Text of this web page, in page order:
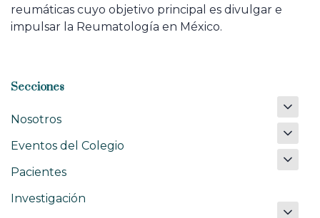
reumáticas cuyo objetivo principal es divulgar e
impulsar la Reumatología en México.
Secciones
Nosotros
Eventos del Colegio
Pacientes
Investigación